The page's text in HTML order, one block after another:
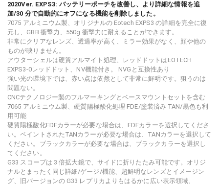
2020Ver. EXPS3: バッテリーポーチを改善し、より詳細な情報を追
加/30 分で自動的にオフになる機能を削除しました。
7075 アルミニウム製、オリジナルの Eotech EXPS3 の詳細を完全に復
元し、GBB 衝撃力、550g 衝撃力に耐えることができます。
非常にクリアなレンズ、透過率が高く、ミラー効果がなく、顔や他の
ものが映りません。
アウターシェルは硬質アルマイト処理、レッドドットはEOTECH
EXPS3-0レッドドット、NV機能付き。 NVGと互換性あり
強い光の環境下では、赤い点は依然として非常に鮮明です。狙うのは
問題ない。
CNCテクノロジー製のフルマーキングとベースマウントセットを含む
7065 アルミニウム製、硬質陽極酸化処理 FDE/塗装済み TAN/黒色も利
用可能
硬質陽極酸化FDEカラーが必要な場合は、FDEカラーを選択してくださ
い。ペイントされたTANカラーが必要な場合は、TANカラーを選択して
ください。ブラックカラーが必要な場合は、ブラックカラーを選択し
てください。
G33 スコープは 3 倍拡大鏡で、サイドに折りたたみ可能です。オリジ
ナルとまったく同じ詳細/ゲージ/機能、超鮮明なレンズとイメージン
グ、旧バージョンの G33 レプリカよりもはるかに広い表示領域、